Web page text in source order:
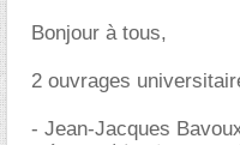
Bonjour à tous,
2 ouvrages
- Jean-Jacques